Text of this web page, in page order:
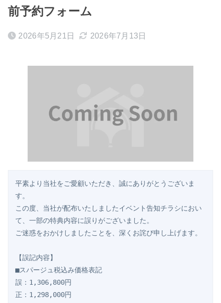
前予約フォーム
2026年5月21日 2026年7月13日
平素より当社をご愛顧いただき、誠にありがとうございま
す。
この度、当社が配布いたしましたイベント告知チラシにおい
て、一部の特典内容に誤りがございました。
ご迷惑をおかけしましたことを、深くお詫び申し上げます。
【誤記内容】
■スパージュ税込み価格表記
誤：1,306,800円
正：1,298,000円